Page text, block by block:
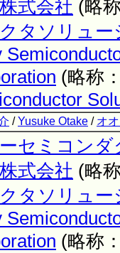
式会社 (略
タソリュー
(略称
/Yusuke Otake / オ
セミコン
式会社 (略
タソリュー
(略称